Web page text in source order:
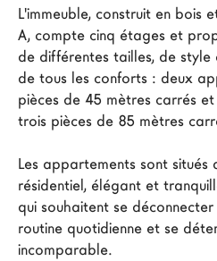
Nouveaux Produits MDW26
Promotions
La Brand
Architectes
LAGO Homes
Press
Catalogues
Contacts
L'immeuble, construit en bois
A, compte cinq étages et
de différentes tailles, de
de tous les conforts : deux
pièces de 45 mètres carrés
trois pièces de 85 mètres
Les appartements sont
résidentiel, élégant et
qui souhaitent se
routine quotidienne et se
incomparable.